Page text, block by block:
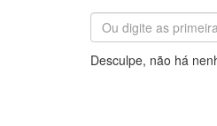
Desculpe, não há